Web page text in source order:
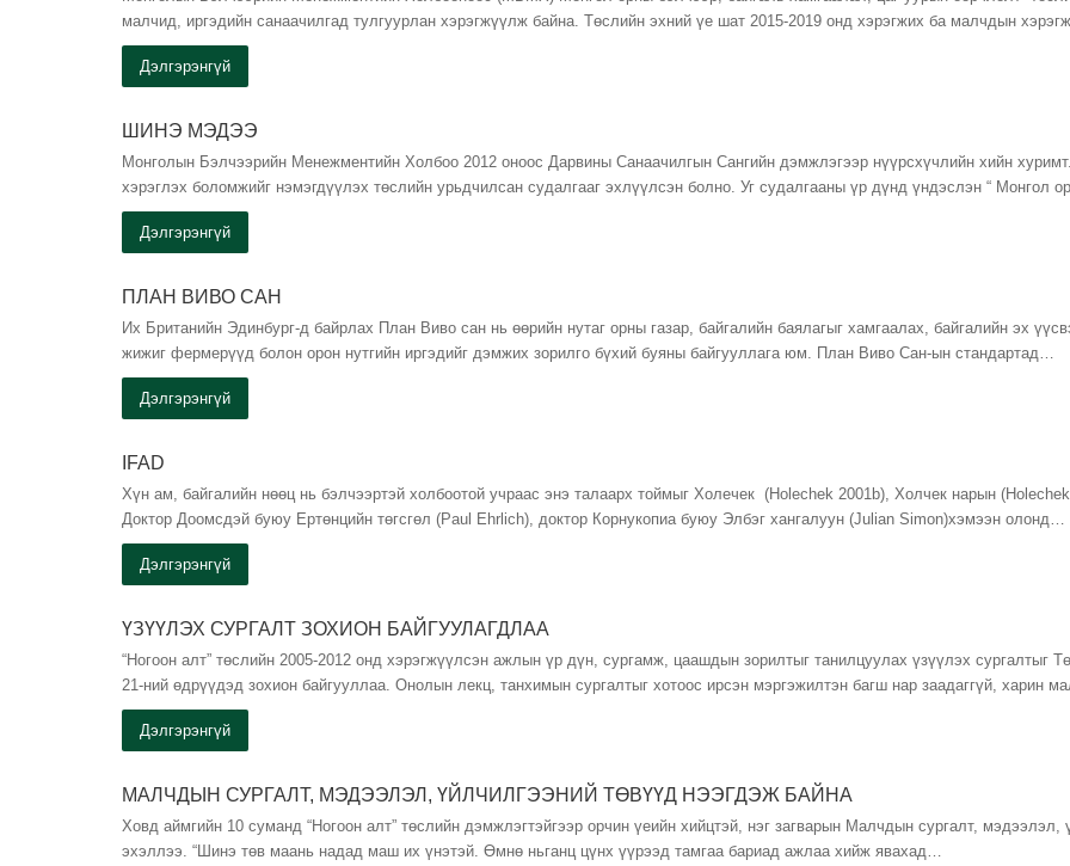
малчид, иргэдийн санаачилгад тулгуурлан хэрэгжүүлж байна. Төслийн эхний үе шат 2015-2019 онд хэрэгжих ба малчдын
Дэлгэрэнгүй
ШИНЭ МЭДЭЭ
Монголын Бэлчээрийн Менежментийн Холбоо 2012 оноос Дарвины Санаачилгын Сангийн дэмжлэгээр нүүрсхүчлийн хийн
хэрэглэх боломжийг нэмэгдүүлэх төслийн урьдчилсан судалгааг эхлүүлсэн болно. Уг судалгааны үр дүнд үндэслэн “ Монгол
Дэлгэрэнгүй
ПЛАН ВИВО САН
Их Британийн Эдинбург-д байрлах План Виво сан нь өөрийн нутаг орны газар, байгалийн баялагыг хамгаалах, байгалийн эх
жижиг фермерүүд болон орон нутгийн иргэдийг дэмжих зорилго бүхий буяны байгууллага юм. План Виво Сан-ын стандартад…
Дэлгэрэнгүй
IFAD
Хүн ам, байгалийн нөөц нь бэлчээртэй холбоотой учраас энэ талаарх тоймыг Холечек (Holechek 2001b), Холчек нарын
Доктор Доомсдэй буюу Ертөнцийн төгсгөл (Paul Ehrlich), доктор Корнукопиа буюу Элбэг хангалуун (Julian Simon)хэмээн олонд…
Дэлгэрэнгүй
ҮЗҮҮЛЭХ СУРГАЛТ ЗОХИОН БАЙГУУЛАГДЛАА
“Ногоон алт” төслийн 2005-2012 онд хэрэгжүүлсэн ажлын үр дүн, сургамж, цаашдын зорилтыг танилцуулах үзүүлэх
21-ний өдрүүдэд зохион байгууллаа. Онолын лекц, танхимын сургалтыг хотоос ирсэн мэргэжилтэн багш нар заадаггүй, харин
Дэлгэрэнгүй
МАЛЧДЫН СУРГАЛТ, МЭДЭЭЛЭЛ, ҮЙЛЧИЛГЭЭНИЙ ТӨВҮҮД НЭЭГДЭЖ БАЙНА
Ховд аймгийн 10 суманд “Ногоон алт” төслийн дэмжлэгтэйгээр орчин үеийн хийцтэй, нэг загварын Малчдын сургалт,
эхэллээ. “Шинэ төв маань надад маш их үнэтэй. Өмнө ньганц цүнх үүрээд тамгаа бариад ажлаа хийж явахад…